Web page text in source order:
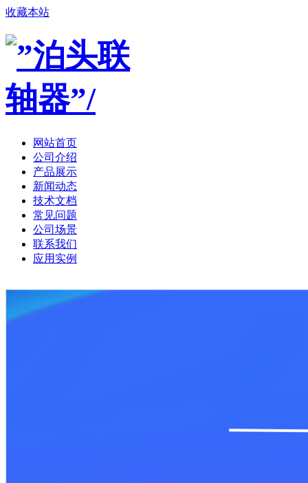
收藏本站
网站首页
公司介绍
产品展示
新闻动态
技术文档
常见问题
公司场景
联系我们
应用实例